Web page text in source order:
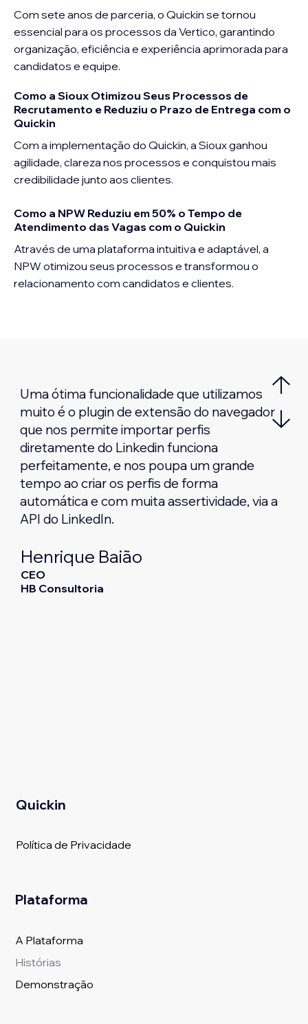
Com sete anos de parceria, o Quickin se tornou
essencial para os processos da Vertico, garantindo
organização, eficiência e experiência aprimorada para
candidatos e equipe.
Como a Sioux Otimizou Seus Processos de
Recrutamento e Reduziu o Prazo de Entrega com o
Quickin
Com a implementação do Quickin, a Sioux ganhou
agilidade, clareza nos processos e conquistou mais
credibilidade junto aos clientes.
Como a NPW Reduziu em 50% o Tempo de
Atendimento das Vagas com o Quickin
Através de uma plataforma intuitiva e adaptável, a
NPW otimizou seus processos e transformou o
relacionamento com candidatos e clientes.
Uma ótima funcionalidade que utilizamos
muito é o plugin de extensão do navegador
que nos permite importar perfis
diretamente do Linkedin funciona
perfeitamente, e nos poupa um grande
tempo ao criar os perfis de forma
automática e com muita assertividade, via a
API do LinkedIn.
Henrique Baião
CEO
HB Consultoria
Quickin
Política de Privacidade
Plataforma
A Plataforma
Histórias
Demonstração